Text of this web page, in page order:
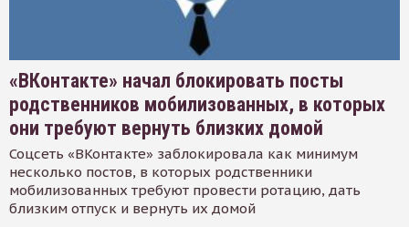
«ВКонтакте» начал блокировать посты
родственников мобилизованных, в которых
они требуют вернуть близких домой
Соцсеть «ВКонтакте» заблокировала как минимум
несколько постов, в которых родственники
мобилизованных требуют провести ротацию, дать
близким отпуск и вернуть их домой